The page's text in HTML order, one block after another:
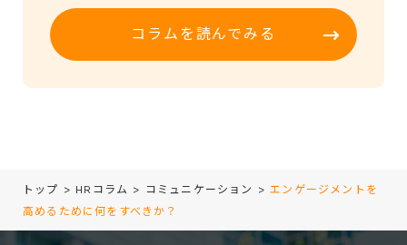
コラムを読んでみる
トップ > HRコラム > コミュニケーション >エンゲージメントを
高めるために何をすべきか？